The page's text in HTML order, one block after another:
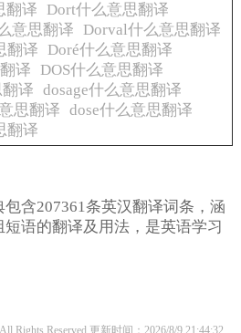
翻译
Dort什么意思翻译
意思翻译
Dorval什么意思翻译
翻译
Doré什么意思翻译
译
DOS什么意思翻译
译 dosage什么意思翻译
思翻译 dose什么意思翻译
翻译
含207361条英汉翻译词条，涵
语的翻译及用法，是英语学习
Rights Reserved 更新时间：2026/8/9 21:44:32